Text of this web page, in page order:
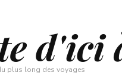
d'ici
plus long des voyages